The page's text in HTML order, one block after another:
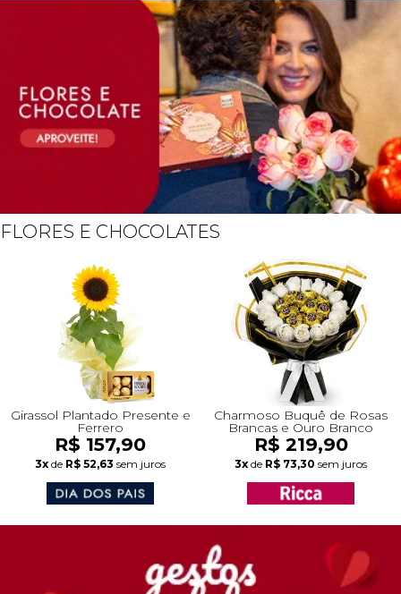
FLORES E CHOCOLATES
Girassol Plantado Presente e
Ferrero
R$ 157,90
3x de R$ 52,63 sem juros
Charmoso Buquê de Rosas
Brancas e Ouro Branco
R$ 219,90
3x de R$ 73,30 sem juros